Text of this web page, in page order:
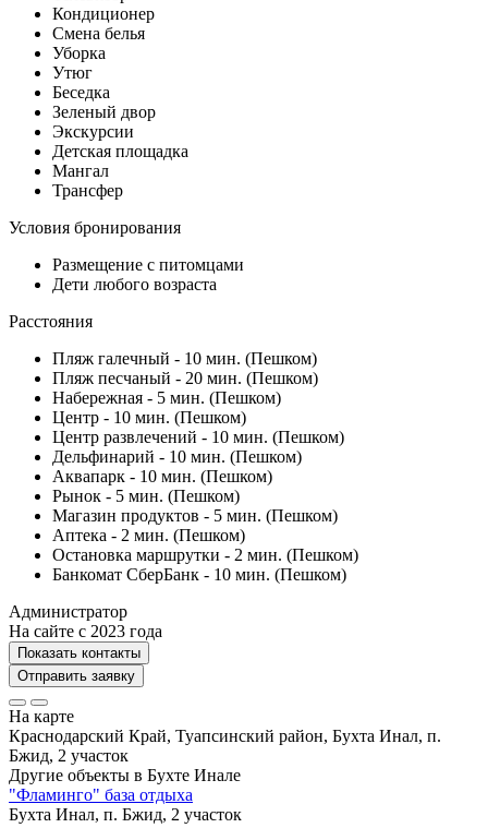
Кондиционер
Смена белья
Уборка
Утюг
Беседка
Зеленый двор
Экскурсии
Детская площадка
Мангал
Трансфер
Условия бронирования
Размещение с питомцами
Дети любого возраста
Расстояния
Пляж галечный - 10 мин. (Пешком)
Пляж песчаный - 20 мин. (Пешком)
Набережная - 5 мин. (Пешком)
Центр - 10 мин. (Пешком)
Центр развлечений - 10 мин. (Пешком)
Дельфинарий - 10 мин. (Пешком)
Аквапарк - 10 мин. (Пешком)
Рынок - 5 мин. (Пешком)
Магазин продуктов - 5 мин. (Пешком)
Аптека - 2 мин. (Пешком)
Остановка маршрутки - 2 мин. (Пешком)
Банкомат СберБанк - 10 мин. (Пешком)
Администратор
На сайте с 2023 года
Показать контакты
Отправить заявку
На карте
Краснодарский Край, Туапсинский район, Бухта Инал, п.
Бжид, 2 участок
Другие объекты в Бухте Инале
"Фламинго" база отдыха
Бухта Инал, п. Бжид, 2 участок